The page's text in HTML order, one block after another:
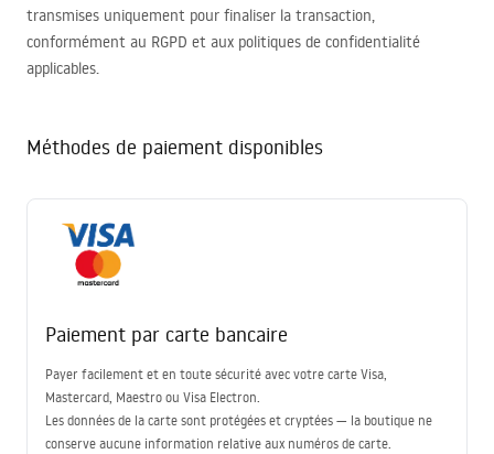
transmises uniquement pour finaliser la transaction,
conformément au RGPD et aux politiques de confidentialité
applicables.
Méthodes de paiement disponibles
Paiement par carte bancaire
Payer facilement et en toute sécurité avec votre carte Visa,
Mastercard, Maestro ou Visa Electron.
Les données de la carte sont protégées et cryptées — la boutique ne
conserve aucune information relative aux numéros de carte.